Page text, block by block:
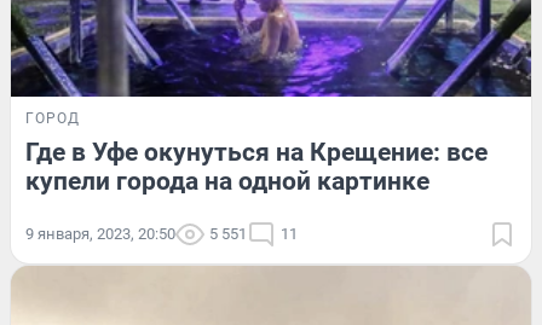
ГОРОД
Где в Уфе окунуться на Крещение: все
купели города на одной картинке
9 января, 2023, 20:50 5 551 11